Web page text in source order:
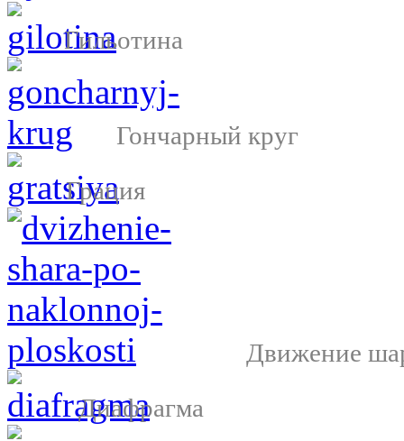
Гильотина
Гончарный круг
Грация
Движение
Диафрагма